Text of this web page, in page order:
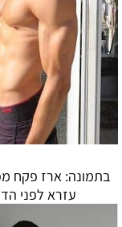
בתמונה: ארז פקח
עזרא לפני